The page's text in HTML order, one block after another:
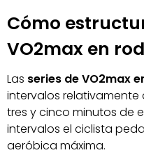
Cómo
VO2max en
Las series de VO2max
intervalos
tres y cinco minutos de
intervalos el ciclista
aeróbica máxima.